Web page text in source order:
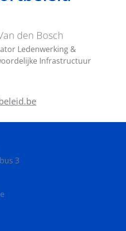
den Bosch
Ledenwerking &
Infrastructuur
3